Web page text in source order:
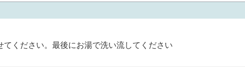
ください。最後にお湯で洗い流してください